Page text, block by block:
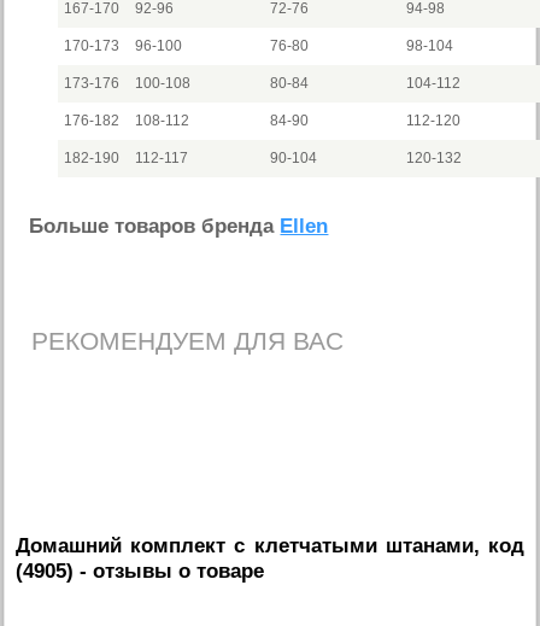
167-170 92-96 72-76 94-98
170-173 96-100 76-80 98-104
173-176 100-108 80-84 104-112
176-182 108-112 84-90 112-120
182-190 112-117 90-104 120-132
Больше товаров бренда Ellen
РЕКОМЕНДУЕМ ДЛЯ ВАС
Домашний комплект с клетчатыми штанами, код
(4905) - отзывы о товаре